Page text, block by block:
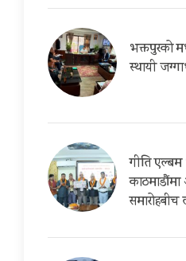
भक्तपुरको
स्थायी
गीति एल्बम